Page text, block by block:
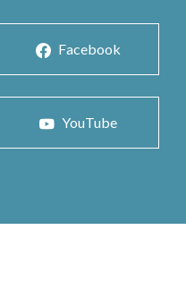
Facebook
YouTube